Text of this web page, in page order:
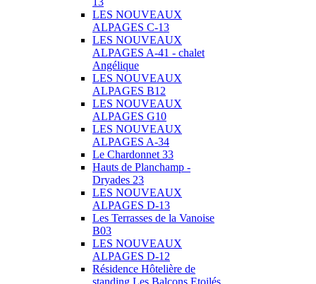
LES NOUVEAUX
ALPAGES C-13
LES NOUVEAUX
ALPAGES A-41 - chalet
Angélique
LES NOUVEAUX
ALPAGES B12
LES NOUVEAUX
ALPAGES G10
LES NOUVEAUX
ALPAGES A-34
Le Chardonnet 33
Hauts de Planchamp -
Dryades 23
LES NOUVEAUX
ALPAGES D-13
Les Terrasses de la Vanoise
B03
LES NOUVEAUX
ALPAGES D-12
Résidence Hôtelière de
standing Les Balcons Etoilés,